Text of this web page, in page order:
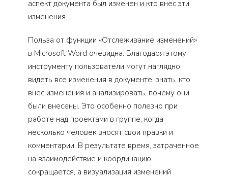
аспект документа был изменен и кто внес эти
изменения.
Польза от функции «Отслеживание изменений»
в Microsoft Word очевидна. Благодаря этому
инструменту пользователи могут наглядно
видеть все изменения в документе, знать, кто
внес изменения и анализировать, почему они
были внесены. Это особенно полезно при
работе над проектами в группе, когда
несколько человек вносят свои правки и
комментарии. В результате время, затраченное
на взаимодействие и координацию,
сокращается, а визуализация изменений